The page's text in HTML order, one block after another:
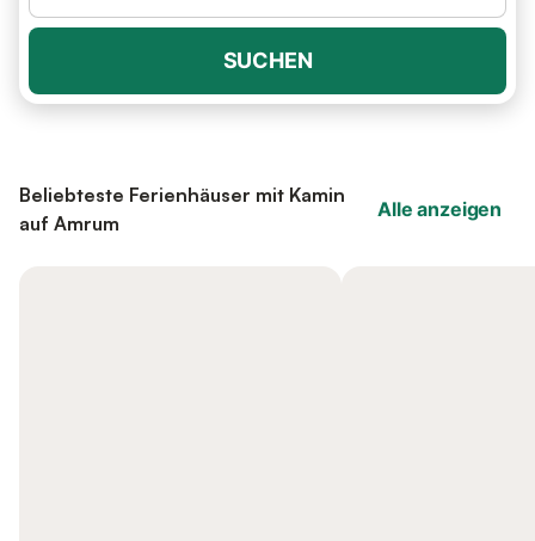
SUCHEN
Beliebteste Ferienhäuser mit Kamin
auf Amrum
Alle anzeigen